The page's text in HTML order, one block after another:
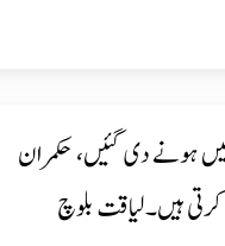
ہونے دی گئیں، حکمران
کرتی ہیں۔لیاقت بلوچ